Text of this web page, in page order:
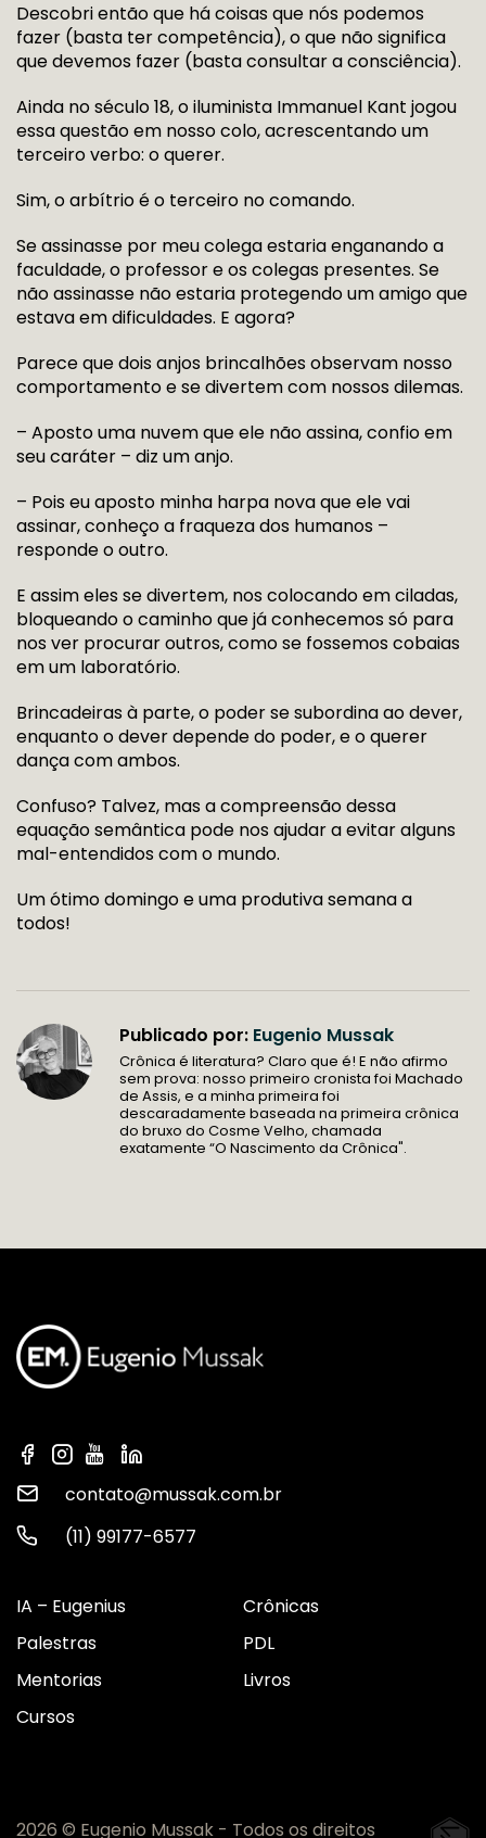
Descobri então que há coisas que nós podemos
fazer (basta ter competência), o que não significa
que devemos fazer (basta consultar a consciência).
Ainda no século 18, o iluminista Immanuel Kant jogou
essa questão em nosso colo, acrescentando um
terceiro verbo: o querer.
Sim, o arbítrio é o terceiro no comando.
Se assinasse por meu colega estaria enganando a
faculdade, o professor e os colegas presentes. Se
não assinasse não estaria protegendo um amigo que
estava em dificuldades. E agora?
Parece que dois anjos brincalhões observam nosso
comportamento e se divertem com nossos dilemas.
– Aposto uma nuvem que ele não assina, confio em
seu caráter – diz um anjo.
– Pois eu aposto minha harpa nova que ele vai
assinar, conheço a fraqueza dos humanos –
responde o outro.
E assim eles se divertem, nos colocando em ciladas,
bloqueando o caminho que já conhecemos só para
nos ver procurar outros, como se fossemos cobaias
em um laboratório.
Brincadeiras à parte, o poder se subordina ao dever,
enquanto o dever depende do poder, e o querer
dança com ambos.
Confuso? Talvez, mas a compreensão dessa
equação semântica pode nos ajudar a evitar alguns
mal-entendidos com o mundo.
Um ótimo domingo e uma produtiva semana a
todos!
Publicado por: Eugenio Mussak
Crônica é literatura? Claro que é! E não afirmo
sem prova: nosso primeiro cronista foi Machado
de Assis, e a minha primeira foi
descaradamente baseada na primeira crônica
do bruxo do Cosme Velho, chamada
exatamente “O Nascimento da Crônica".
contato@mussak.com.br
(11) 99177-6577
IA – Eugenius
Crônicas
Palestras
PDL
Mentorias
Livros
Cursos
2026 © Eugenio Mussak - Todos os direitos